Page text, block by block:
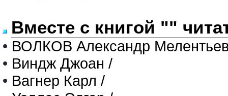
Вместе с книгой ""
• ВОЛКОВ Александр
• Виндж Джоан /
• Вагнер Карл /